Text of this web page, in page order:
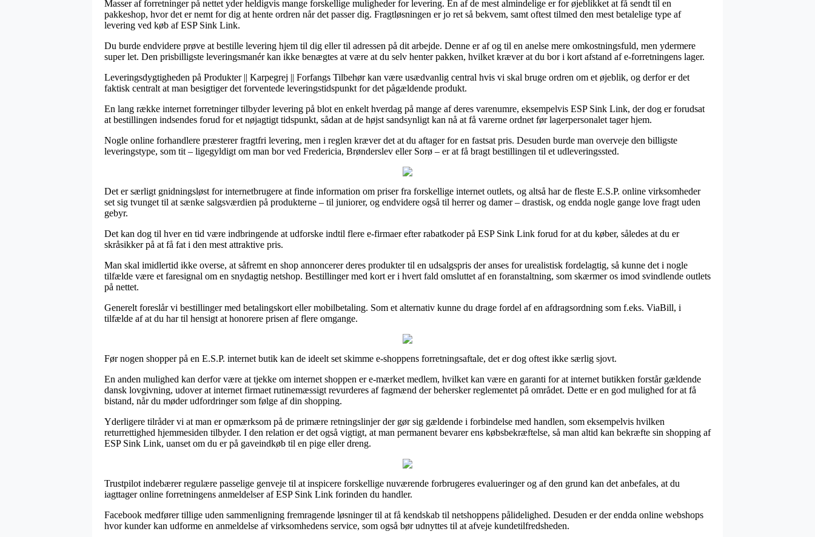
Masser af forretninger på nettet yder heldigvis mange forskellige muligheder for levering. En af de mest almindelige er for øjeblikket at få sendt til en
pakkeshop, hvor det er nemt for dig at hente ordren når det passer dig. Fragtløsningen er jo ret så bekvem, samt oftest tilmed den mest betalelige type af
levering ved køb af ESP Sink Link.
Du burde endvidere prøve at bestille levering hjem til dig eller til adressen på dit arbejde. Denne er af og til en anelse mere omkostningsfuld, men ydermere
super let. Den prisbilligste leveringsmanér kan ikke benægtes at være at du selv henter pakken, hvilket kræver at du bor i kort afstand af e-forretningens lager.
Leveringsdygtigheden på Produkter || Karpegrej || Forfangs Tilbehør kan være usædvanlig central hvis vi skal bruge ordren om et øjeblik, og derfor er det
faktisk centralt at man besigtiger det forventede leveringstidspunkt for det pågældende produkt.
En lang række internet forretninger tilbyder levering på blot en enkelt hverdag på mange af deres varenumre, eksempelvis ESP Sink Link, der dog er forudsat
at bestillingen indsendes forud for et nøjagtigt tidspunkt, sådan at de højst sandsynligt kan nå at få varerne ordnet før lagerpersonalet tager hjem.
Nogle online forhandlere præsterer fragtfri levering, men i reglen kræver det at du aftager for en fastsat pris. Desuden burde man overveje den billigste
leveringstype, som tit – ligegyldigt om man bor ved Fredericia, Brønderslev eller Sorø – er at få bragt bestillingen til et udleveringssted.
Det er særligt gnidningsløst for internetbrugere at finde information om priser fra forskellige internet outlets, og altså har de fleste E.S.P. online virksomheder
set sig tvunget til at sænke salgsværdien på produkterne – til juniorer, og endvidere også til herrer og damer – drastisk, og endda nogle gange love fragt uden
gebyr.
Det kan dog til hver en tid være indbringende at udforske indtil flere e-firmaer efter rabatkoder på ESP Sink Link forud for at du køber, således at du er
skråsikker på at få fat i den mest attraktive pris.
Man skal imidlertid ikke overse, at såfremt en shop annoncerer deres produkter til en udsalgspris der anses for urealistisk fordelagtig, så kunne det i nogle
tilfælde være et faresignal om en snydagtig netshop. Bestillinger med kort er i hvert fald omsluttet af en foranstaltning, som skærmer os imod svindlende outlets
på nettet.
Generelt foreslår vi bestillinger med betalingskort eller mobilbetaling. Som et alternativ kunne du drage fordel af en afdragsordning som f.eks. ViaBill, i
tilfælde af at du har til hensigt at honorere prisen af flere omgange.
Før nogen shopper på en E.S.P. internet butik kan de ideelt set skimme e-shoppens forretningsaftale, det er dog oftest ikke særlig sjovt.
En anden mulighed kan derfor være at tjekke om internet shoppen er e-mærket medlem, hvilket kan være en garanti for at internet butikken forstår gældende
dansk lovgivning, udover at internet firmaet rutinemæssigt revurderes af fagmænd der behersker reglementet på området. Dette er en god mulighed for at få
bistand, når du møder udfordringer som følge af din shopping.
Yderligere tilråder vi at man er opmærksom på de primære retningslinjer der gør sig gældende i forbindelse med handlen, som eksempelvis hvilken
returrettighed hjemmesiden tilbyder. I den relation er det også vigtigt, at man permanent bevarer ens købsbekræftelse, så man altid kan bekræfte sin shopping af
ESP Sink Link, uanset om du er på gaveindkøb til en pige eller dreng.
Trustpilot indebærer regulære passelige genveje til at inspicere forskellige nuværende forbrugeres evalueringer og af den grund kan det anbefales, at du
iagttager online forretningens anmeldelser af ESP Sink Link forinden du handler.
Facebook medfører tillige uden sammenligning fremragende løsninger til at få kendskab til netshoppens pålidelighed. Desuden er der endda online webshops
hvor kunder kan udforme en anmeldelse af virksomhedens service, som også bør udnyttes til at afveje kundetilfredsheden.